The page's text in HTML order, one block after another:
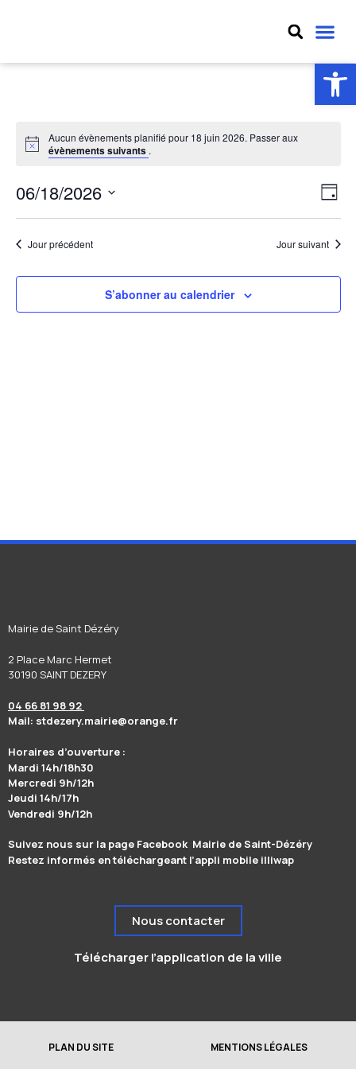
Aucun évènements planifié pour 18 juin 2026. Passer aux
évènements suivants .
par
de
Jour
06/18/2026
une
date.Jour précédent Jour suivant
S’abonner au calendrier
Mairie de Saint Dézéry
2 Place Marc Hermet
30190 SAINT DEZERY
04 66 81 98 92
Mail: stdezery.mairie@orange.fr
Horaires d’ouverture :
Mardi 14h/18h30
Mercredi 9h/12h
Jeudi 14h/17h
Vendredi 9h/12h
Suivez nous sur la page Facebook Mairie de Saint-Dézéry
Restez informés en téléchargeant l’appli mobile illiwap
Nous contacter
Télécharger l’application de la ville
PLAN DU SITE MENTIONS LÉGALES